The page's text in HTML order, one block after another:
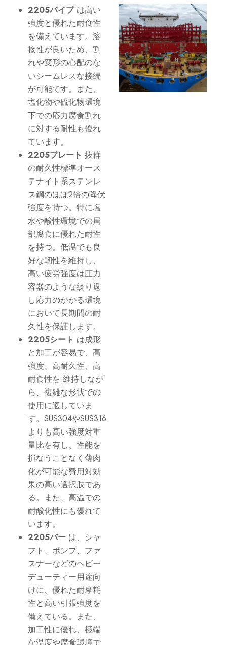
2205パイプは高い
強度と優れた耐食性
を備えています。溶
接性が良いため、割
れや変形の心配のな
いシームレスな接続
が可能です。また、
塩化物や硫化物環境
下での応力腐食割れ
に対する耐性も優れ
ています。
2205プレート 抜群
の耐久性標準オース
テナイト系ステンレ
ス鋼のほぼ2倍の降伏
強度を持つ。特に塩
水や酸性環境での局
部腐食に優れた耐性
を持つ。低温でも良
好な靭性を維持し、
高い疲労強度は圧力
容器のような繰り返
し応力のかかる環境
において長期間の耐
久性を保証します。
2205シート は成形
と加工が容易で、高
強度、高耐久性、高
耐食性を 維持しなが
ら、複雑な形状での
使用に適していま
す。SUS304やSUS316
よりも高い強度対重
量比を有し、性能を
損なうことなく薄肉
化が可能な費用対効
果の高い選択肢であ
る。また、高温での
耐酸化性にも優れて
います。
2205バー は、シャ
フト、ポンプ、ファ
スナーなどのヘビー
デューティー用途向
けに、優れた耐摩耗
性と高い引張強度を
備えている。また、
加工性に優れ、極端
な温度や腐食環境で